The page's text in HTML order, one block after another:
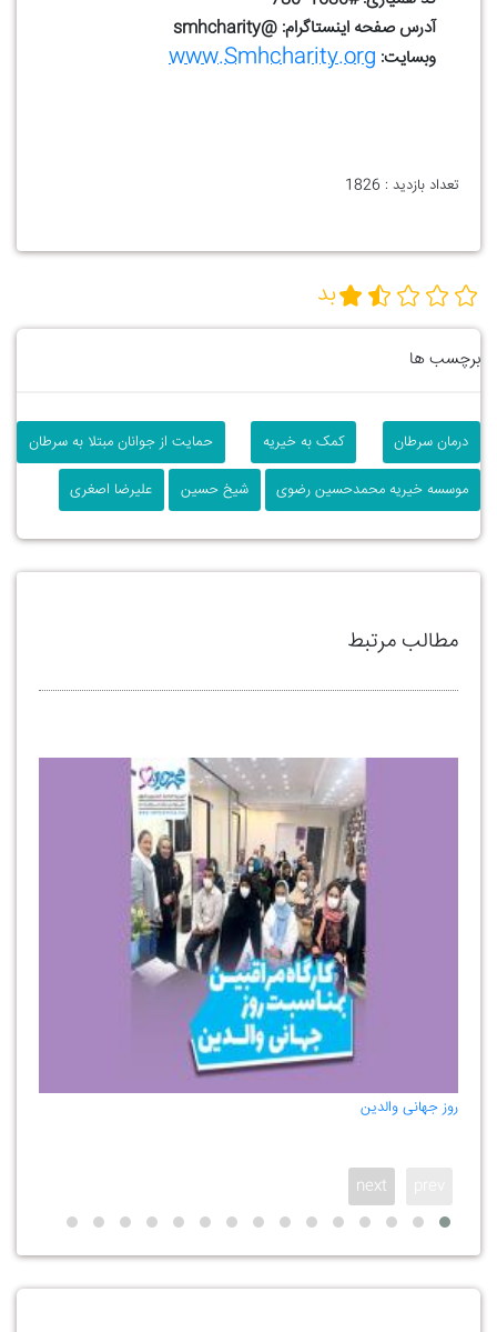
آدرس صفحه اینستاگرام: @smhcharity
وبسایت:www.Smhcharity.org
تعداد بازدید : 1826
بد
برچسب ها
درمان سرطان کمک به خیریه حمایت از جوانان مبتلا به سرطان
موسسه خیریه محمدحسین رضوی شیخ حسین علیرضا اصغری
مطالب مرتبط
روز جهانی والدین
next